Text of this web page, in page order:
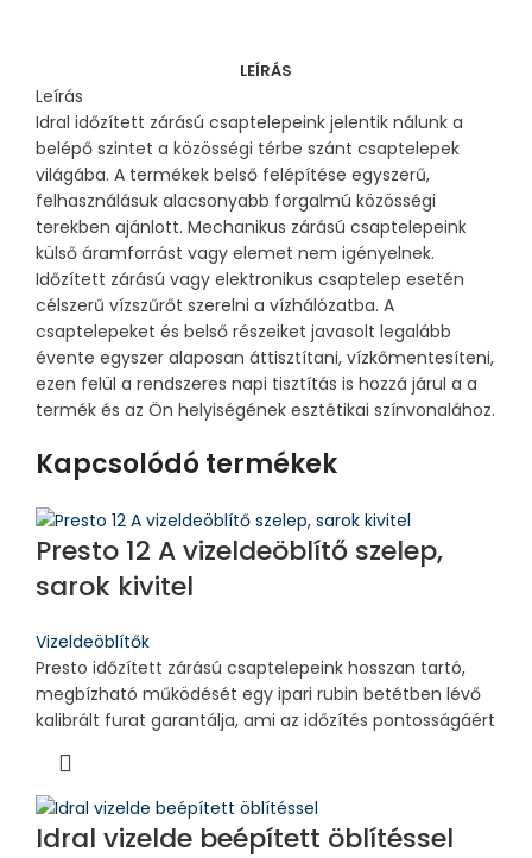
LEÍRÁS
Leírás
Idral időzített zárású csaptelepeink jelentik nálunk a
belépő szintet a közösségi térbe szánt csaptelepek
világába. A termékek belső felépítése egyszerű,
felhasználásuk alacsonyabb forgalmú közösségi
terekben ajánlott. Mechanikus zárású csaptelepeink
külső áramforrást vagy elemet nem igényelnek.
Időzített zárású vagy elektronikus csaptelep esetén
célszerű vízszűrőt szerelni a vízhálózatba. A
csaptelepeket és belső részeiket javasolt legalább
évente egyszer alaposan áttisztítani, vízkőmentesíteni,
ezen felül a rendszeres napi tisztítás is hozzá járul a a
termék és az Ön helyiségének esztétikai színvonalához.
Kapcsolódó termékek
Presto 12 A vizeldeöblítő szelep,
sarok kivitel
Vizeldeöblítők
Presto időzített zárású csaptelepeink hosszan tartó,
megbízható működését egy ipari rubin betétben lévő
kalibrált furat garantálja, ami az időzítés pontosságáért
Idral vizelde beépített öblítéssel